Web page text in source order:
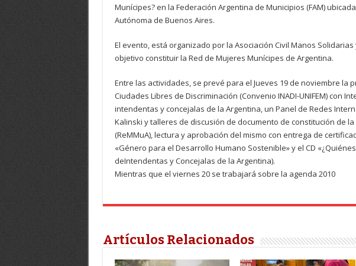
Munícipes? en la Federación Argentina de Municipios (FAM)
Autónoma de Buenos Aires.
El evento, está organizado por la Asociación Civil Manos Solidarias
objetivo constituir la Red de Mujeres Munícipes de Argentina.
Entre las actividades, se prevé para el Jueves 19 de noviembre la
Ciudades Libres de Discriminación (Convenio INADI-UNIFEM) con
intendentas y concejalas de la Argentina, un Panel de Redes
Kalinski y talleres de discusión de documento de constitución de
(ReMMuA), lectura y aprobación del mismo con entrega de
«Género para el Desarrollo Humano Sostenible» y el CD
deIntendentas y Concejalas de la Argentina).
Mientras que el viernes 20 se trabajará sobre la agenda 2010
Artículos Relacionados